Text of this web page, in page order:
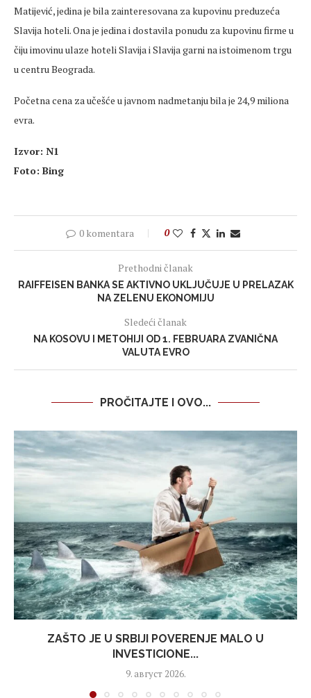
Matijević, jedina je bila zainteresovana za kupovinu preduzeća
Slavija hoteli. Ona je jedina i dostavila ponudu za kupovinu firme u
čiju imovinu ulaze hoteli Slavija i Slavija garni na istoimenom trgu
u centru Beograda.
Početna cena za učešće u javnom nadmetanju bila je 24,9 miliona
evra.
Izvor: N1
Foto: Bing
0 komentara 0
Prethodni članak
RAIFFEISEN BANKA SE AKTIVNO UKLJUČUJE U PRELAZAK
NA ZELENU EKONOMIJU
Sledeći članak
NA KOSOVU I METOHIJI OD 1. FEBRUARA ZVANIČNA
VALUTA EVRO
PROČITAJTE I OVO...
ZAŠTO JE U SRBIJI POVERENJE MALO U
INVESTICIONE...
9. август 2026.